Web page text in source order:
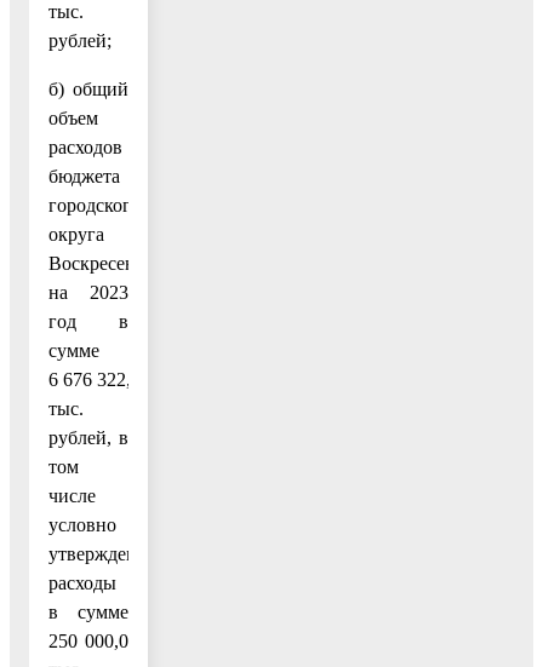
тыс.
рублей;
б) общий
объем
расходов
бюджета
городского
округа
Воскресенск
на 2023
год в
сумме
6 676 322,8
тыс.
рублей, в
том
числе
условно
утвержденные
расходы
в сумме
250 000,0